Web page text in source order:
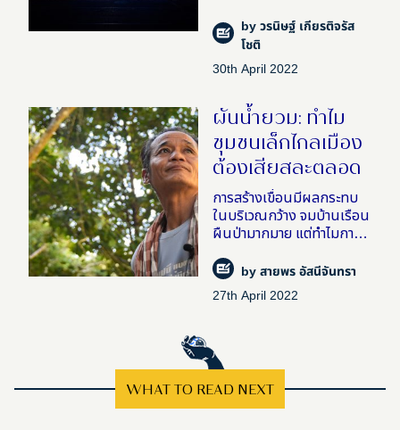
ทำไมเราต้องอยู่ด้วยความ
ระแวงล่ะ?! ไม่ว่าใกล้ไกล หรือ
ไม่ใช่ว่ามีแสงไม่มีแสง
byวรนิษฐ์ เกียรติจรัส
โชติ
30th April 2022
ผันน้ำยวม: ทำไม
ชุมชนเล็กไกลเมือง
ต้องเสียสละตลอด
การสร้างเขื่อนมีผลกระทบ
ในบริเวณกว้าง จมบ้านเรือน
ผืนป่ามากมาย แต่ทำไมการ
หรือระดับชาติถึงเป็นการ
ตัดสินใจของคนเมือง และ
เหลือไว้เพียงความรู้สึกตก
byสายพร อัสนีจันทรา
27th April 2022
WHAT TO READ NEXT